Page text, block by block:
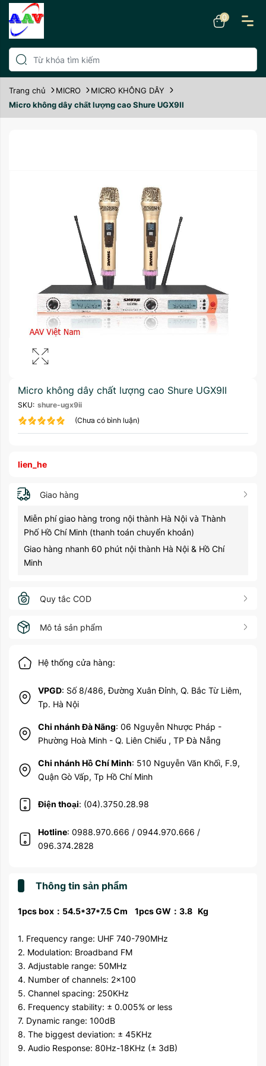
0
Trang chủ MICRO
MICRO KHÔNG DÂY
Micro không dây chất lượng cao Shure UGX9II
Micro không dây chất lượng cao Shure UGX9II
SKU: shure-ugx9ii
(Chưa có bình luận)
lien_he
Giao hàng
Miễn phí giao hàng trong nội thành Hà Nội và Thành
Phố Hồ Chí Minh (thanh toán chuyển khoản)
Giao hàng nhanh 60 phút nội thành Hà Nội & Hồ Chí
Minh
Quy tắc COD
Mô tả sản phẩm
Hệ thống cửa hàng:
VPGD: Số 8/486, Đường Xuân Đỉnh, Q. Bắc Từ Liêm,
Tp. Hà Nội
Chi nhánh Đà Nãng: 06 Nguyễn Nhược Pháp -
Phường Hoà Minh - Q. Liên Chiểu , TP Đà Nẵng
Chi nhánh Hồ Chí Minh: 510 Nguyễn Văn Khối, F.9,
Quận Gò Vấp, Tp Hồ Chí Minh
Điện thoại: (04).3750.28.98
Hotline: 0988.970.666 / 0944.970.666 /
096.374.2828
Thông tin sản phẩm
1pcs box：54.5*37*7.5 Cm 1pcs GW：3.8 Kg
1. Frequency range: UHF 740-790MHz
2. Modulation: Broadband FM
3. Adjustable range: 50MHz
4. Number of channels: 2x100
5. Channel spacing: 250KHz
6. Frequency stability: ± 0.005% or less
7. Dynamic range: 100dB
8. The biggest deviation: ± 45KHz
9. Audio Response: 80Hz-18KHz (± 3dB)